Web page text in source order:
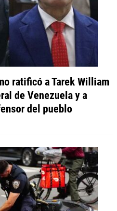
ratificó a Tarek William
de Venezuela y a
del pueblo